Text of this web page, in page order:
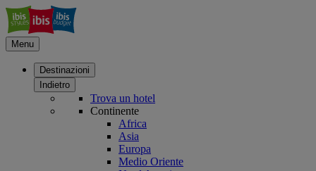
Menu
Destinazioni
Indietro
Trova un hotel
Continente
Africa
Asia
Europa
Medio Oriente